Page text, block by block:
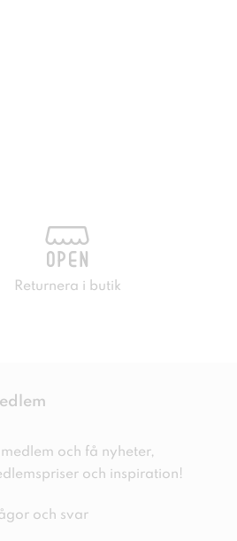
Returnera i butik
medlem och få nyheter,
och inspiration!
och svar